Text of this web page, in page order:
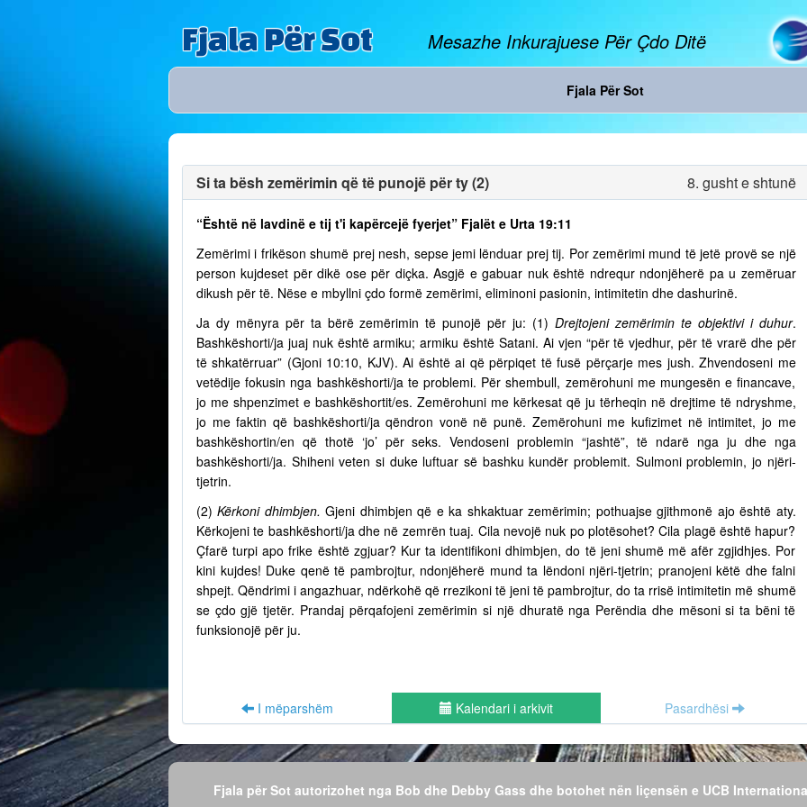
Fjala Për Sot Mesazhe Inkurajuese Për Çdo Ditë
Fjala Për Sot
Si ta bësh zemërimin që të punojë për ty (2) 8. gusht e shtunë
“Është në lavdinë e tij t'i kapërcejë fyerjet” Fjalët e Urta 19:11
Zemërimi i frikëson shumë prej nesh, sepse jemi lënduar prej tij. Por zemërimi mund të jetë provë se një
person kujdeset për dikë ose për diçka. Asgjë e gabuar nuk është ndrequr ndonjëherë pa u zemëruar
dikush për të. Nëse e mbyllni çdo formë zemërimi, eliminoni pasionin, intimitetin dhe dashurinë.
Ja dy mënyra për ta bërë zemërimin të punojë për ju: (1) Drejtojeni zemërimin te objektivi i duhur.
Bashkëshorti/ja juaj nuk është armiku; armiku është Satani. Ai vjen “për të vjedhur, për të vrarë dhe për
të shkatërruar” (Gjoni 10:10, KJV). Ai është ai që përpiqet të fusë përçarje mes jush. Zhvendoseni me
vetëdije fokusin nga bashkëshorti/ja te problemi. Për shembull, zemërohuni me mungesën e financave,
jo me shpenzimet e bashkëshortit/es. Zemërohuni me kërkesat që ju tërheqin në drejtime të ndryshme,
jo me faktin që bashkëshorti/ja qëndron vonë në punë. Zemërohuni me kufizimet në intimitet, jo me
bashkëshortin/en që thotë ‘jo’ për seks. Vendoseni problemin “jashtë”, të ndarë nga ju dhe nga
bashkëshorti/ja. Shiheni veten si duke luftuar së bashku kundër problemit. Sulmoni problemin, jo njëri-
tjetrin.
(2)Kërkoni dhimbjen. Gjeni dhimbjen që e ka shkaktuar zemërimin; pothuajse gjithmonë ajo është aty.
Kërkojeni te bashkëshorti/ja dhe në zemrën tuaj. Cila nevojë nuk po plotësohet? Cila plagë është hapur?
Çfarë turpi apo frike është zgjuar? Kur ta identifikoni dhimbjen, do të jeni shumë më afër zgjidhjes. Por
kini kujdes! Duke qenë të pambrojtur, ndonjëherë mund ta lëndoni njëri-tjetrin; pranojeni këtë dhe falni
shpejt. Qëndrimi i angazhuar, ndërkohë që rrezikoni të jeni të pambrojtur, do ta rrisë intimitetin më shumë
se çdo gjë tjetër. Prandaj përqafojeni zemërimin si një dhuratë nga Perëndia dhe mësoni si ta bëni të
funksionojë për ju.
I mëparshëm Kalendari i arkivit Pasardhësi
Fjala për Sot autorizohet nga Bob dhe Debby Gass dhe botohet nën liçensën e UCB